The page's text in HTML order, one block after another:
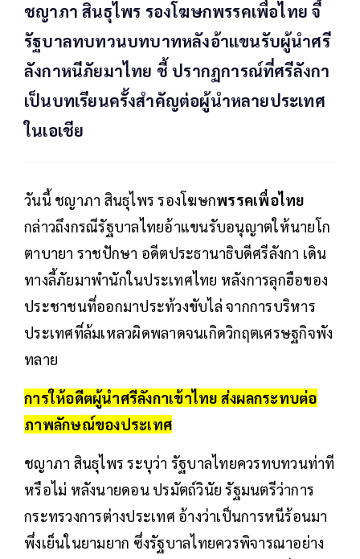
ชญาภา สินธุไพร รองโฆษกพรรคเพื่อไทย จี้
รัฐบาลทบทวนบทบาทหลังอ้าแขนรับผู้นำศรี
ลังกาหนีภัยมาไทย ชี้ ปรากฏการณ์ที่ศรีลังกา
เป็นบทเรียนครั้งสำคัญต่อผู้นำหลายประเทศ
ในเอเชีย
วันนี้ ชญาภา สินธุไพร รองโฆษกพรรคเพื่อไทย
กล่าวถึงกรณีรัฐบาลไทยอ้าแขนรับอนุญาตให้นายโก
ตาบายา ราชปักษา อดีตประธานาธิบดีศรีลังกา เดิน
ทางลี้ภัยมาพำนักในประเทศไทย หลังการลุกฮือของ
ประชาชนที่ออกมาประท้วงขับไล่ จากการบริหาร
ประเทศที่ล้มเหลวผิดพลาดจนเกิดวิกฤตเศรษฐกิจพัง
ทลาย
การให้อดีตผู้นำศรีลังกาเข้าไทย ส่งผลกระทบต่อ
ภาพลักษณ์ของประเทศ
ชญาภา สินธุไพร ระบุว่า รัฐบาลไทยควรทบทวนท่าที
หรือไม่ หลังนายดอน ปรมัตถ์วินัย รัฐมนตรีว่าการ
กระทรวงการต่างประเทศ อ้างว่าเป็นการหนีร้อนมา
พึ่งเย็นในยามยาก ซึ่งรัฐบาลไทยควรพิจารณาอย่าง